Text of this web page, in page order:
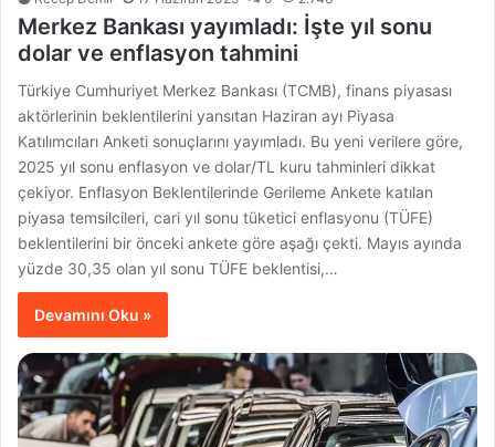
Merkez Bankası yayımladı: İşte yıl sonu
dolar ve enflasyon tahmini
Türkiye Cumhuriyet Merkez Bankası (TCMB), finans piyasası
aktörlerinin beklentilerini yansıtan Haziran ayı Piyasa
Katılımcıları Anketi sonuçlarını yayımladı. Bu yeni verilere göre,
2025 yıl sonu enflasyon ve dolar/TL kuru tahminleri dikkat
çekiyor. Enflasyon Beklentilerinde Gerileme Ankete katılan
piyasa temsilcileri, cari yıl sonu tüketici enflasyonu (TÜFE)
beklentilerini bir önceki ankete göre aşağı çekti. Mayıs ayında
yüzde 30,35 olan yıl sonu TÜFE beklentisi,…
Devamını Oku »